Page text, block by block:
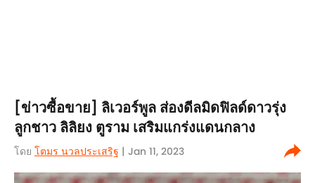
[ข่าวซื้อขาย] ลิเวอร์พูล ส่องดีลมิดฟิลด์ดาวรุ่ง
ลูกชาว ลิลิยง ตูราม เสริมแกร่งแดนกลาง
โดย โตมร นวลประเสริฐ | Jan 11, 2023